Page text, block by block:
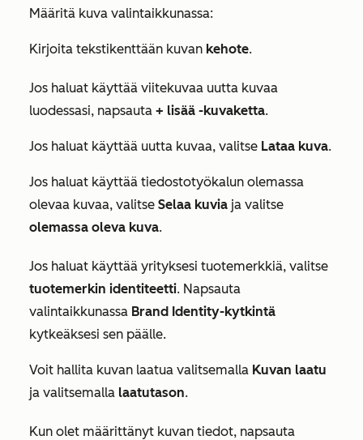
Määritä kuva valintaikkunassa:
Kirjoita tekstikenttään kuvan kehote.
Jos haluat käyttää viitekuvaa uutta kuvaa
luodessasi, napsauta + lisää -kuvaketta.
Jos haluat käyttää uutta kuvaa, valitse Lataa kuva.
Jos haluat käyttää tiedostotyökalun olemassa
olevaa kuvaa, valitse Selaa kuvia ja valitse
olemassa oleva kuva.
Jos haluat käyttää yrityksesi tuotemerkkiä, valitse
tuotemerkin identiteetti. Napsauta
valintaikkunassa Brand Identity-kytkintä
kytkeäksesi sen päälle.
Voit hallita kuvan laatua valitsemalla Kuvan laatu
ja valitsemalla laatutason.
Kun olet määrittänyt kuvan tiedot, napsauta